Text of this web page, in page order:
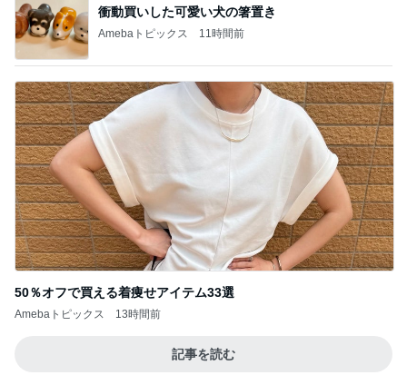
衝動買いした可愛い犬の箸置き
Amebaトピックス 11時間前
50％オフで買える着痩せアイテム33選
Amebaトピックス 13時間前
記事を読む